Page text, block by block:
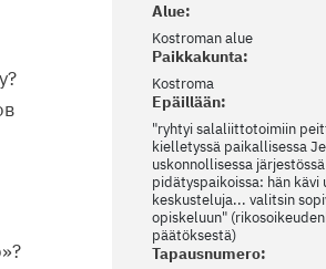
Alue:
Kostroman alue
Paikkakunta:
Kostroma
Epäillään:
"ryhtyi salaliittotoimiin
kielletyssä paikallisessa
uskonnollisessa
pidätyspaikoissa: hän kävi
keskusteluja... valitsin
opiskeluun"
päätöksestä)
Tapausnumero: